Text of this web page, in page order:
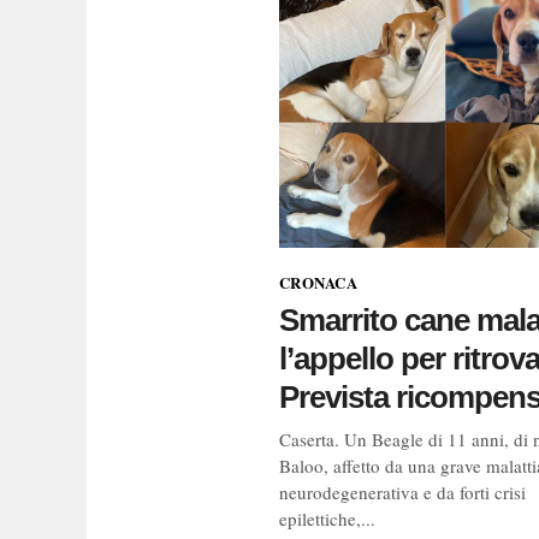
CRONACA
Smarrito cane
l’appello per
Prevista
Caserta. Un Beagle di 11 anni, di
Baloo, affetto da una grave
neurodegenerativa e da forti crisi
epilettiche,...